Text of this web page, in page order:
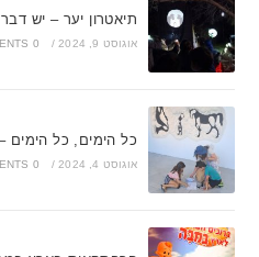
תיאטרון יער – יש
אוגוסט 9, 2024 /
0 COMMENTS
כל הימים, כל הימים
אוגוסט 4, 2024 /
0 COMMENTS